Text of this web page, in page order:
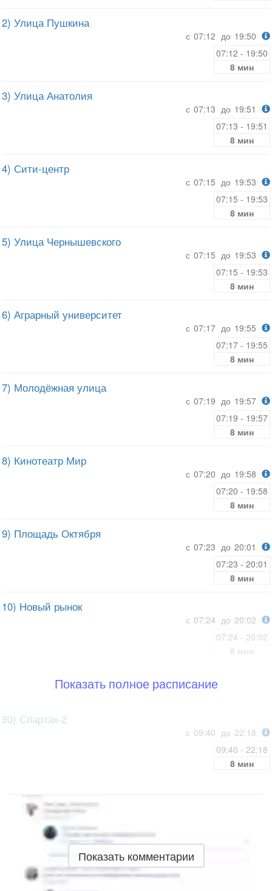
2) Улица Пушкина
с 07:12 до 19:50
07:12 - 19:50
8 мин
3) Улица Анатолия
с 07:13 до 19:51
07:13 - 19:51
8 мин
4) Сити-центр
с 07:15 до 19:53
07:15 - 19:53
8 мин
5) Улица Чернышевского
с 07:15 до 19:53
07:15 - 19:53
8 мин
6) Аграрный университет
с 07:17 до 19:55
07:17 - 19:55
8 мин
7) Молодёжная улица
с 07:19 до 19:57
07:19 - 19:57
8 мин
8) Кинотеатр Мир
с 07:20 до 19:58
07:20 - 19:58
8 мин
9) Площадь Октября
с 07:23 до 20:01
07:23 - 20:01
8 мин
10) Новый рынок
с 07:24 до 20:02
07:24 - 20:02
8 мин
Показать полное расписание
90) Спартак-2
с 09:40 до 22:18
09:40 - 22:18
8 мин
Показать комментарии